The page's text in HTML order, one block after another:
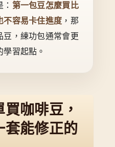
第一包豆怎麼買比
不容易卡住進度 ，那
豆，練功包通常會更
習起點。
咖啡豆，
套能修正的